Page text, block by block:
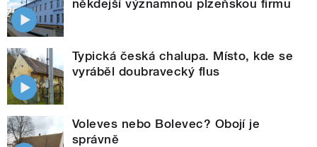
někdejší významnou plzeňskou firmu
Typická česká chalupa. Místo, kde se
vyráběl doubravecký flus
Voleves nebo Bolevec? Obojí je
správně